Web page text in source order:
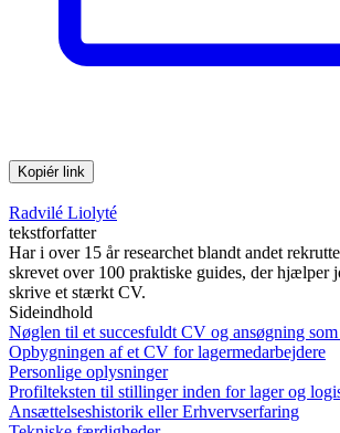
Kopiér link
Radvilé Liolyté
tekstforfatter
Har i over 15 år researchet blandt andet
skrevet over 100 praktiske guides, der hjælper
skrive et stærkt CV.
Sideindhold
Nøglen til et succesfuldt CV og ansøgning
Opbygningen af et CV for lagermedarbejdere
Personlige oplysninger
Profilteksten til stillinger inden for lager og
Ansættelseshistorik eller Erhvervserfaring